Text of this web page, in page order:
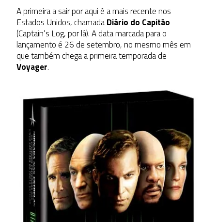
A primeira a sair por aqui é a mais recente nos
Estados Unidos, chamadaDiário do Capitão
(Captain’s Log, por lá). A data marcada para o
lançamento é 26 de setembro, no mesmo mês em
que também chega a primeira temporada de
Voyager.